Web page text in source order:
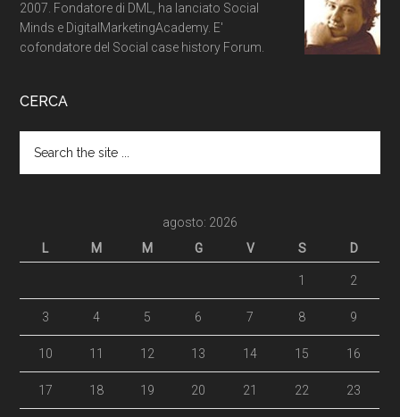
2007. Fondatore di DML, ha lanciato Social
Minds e DigitalMarketingAcademy. E'
cofondatore del Social case history Forum.
CERCA
agosto: 2026
L
M M G V S D
1 2
3 4 5 6 7 8 9
10 11 12 13 14 15 16
17 18 19 20 21 22 23